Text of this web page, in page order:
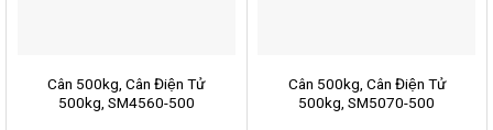
Cân 500kg, Cân Điện Tử
500kg, SM4560-500
Cân 500kg, Cân Điện Tử
500kg, SM5070-500